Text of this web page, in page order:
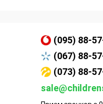
(095) 88-
(067) 88-
(073) 88-